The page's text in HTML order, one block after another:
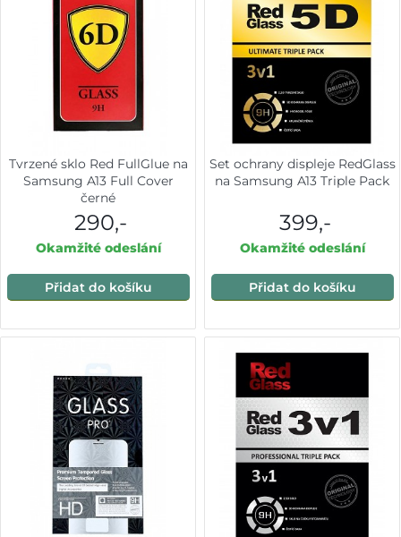
Tvrzené sklo Red FullGlue na
Samsung A13 Full Cover
černé
290,-
Okamžité odeslání
Přidat do košíku
Set ochrany displeje RedGlass
na Samsung A13 Triple Pack
399,-
Okamžité odeslání
Přidat do košíku